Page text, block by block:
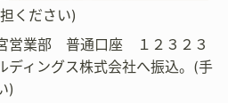
ください)
営業部 普通口座 １２３２３
ィングス株式会社へ振込。(手
)